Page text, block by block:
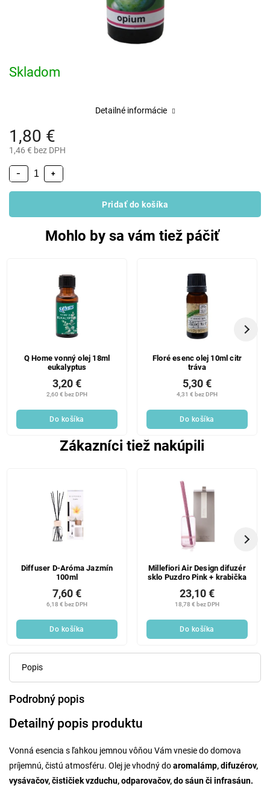
1,80 €
1,46 € bez DPH
Skladom
+
−
Pridať do košíka
Detailné informácie
Mohlo by sa vám tiež páčiť
Q Home vonný olej 18ml
eukalyptus
2,60 € bez DPH
3,20 €
Do košíka
Floré esenc olej 10ml citr
tráva
4,31 € bez DPH
5,30 €
Do košíka
Zákazníci tiež nakúpili
Diffuser D-Aróma Jazmín
100ml
6,18 € bez DPH
7,60 €
Do košíka
Millefiori Air Design difuzér
sklo Puzdro Pink + krabička
18,78 € bez DPH
23,10 €
Do košíka
Popis
Podrobný popis
Detailný popis produktu
Vonná esencia s ľahkou jemnou vôňou Vám vnesie do domova
príjemnú, čistú atmosféru. Olej je vhodný doaromalámp, difuzérov,
vysávačov, čističiek vzduchu, odparovačov, do sáun či infrasáun.